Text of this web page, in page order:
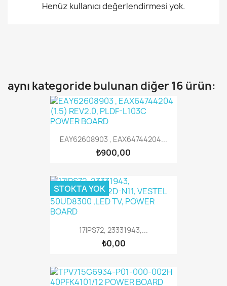
Henüz kullanıcı değerlendirmesi yok.
aynı kategoride bulunan diğer 16 ürün:
EAY62608903 , EAX64744204...
₺900,00
17IPS72, 23331943,...
₺0,00
STOKTA YOK